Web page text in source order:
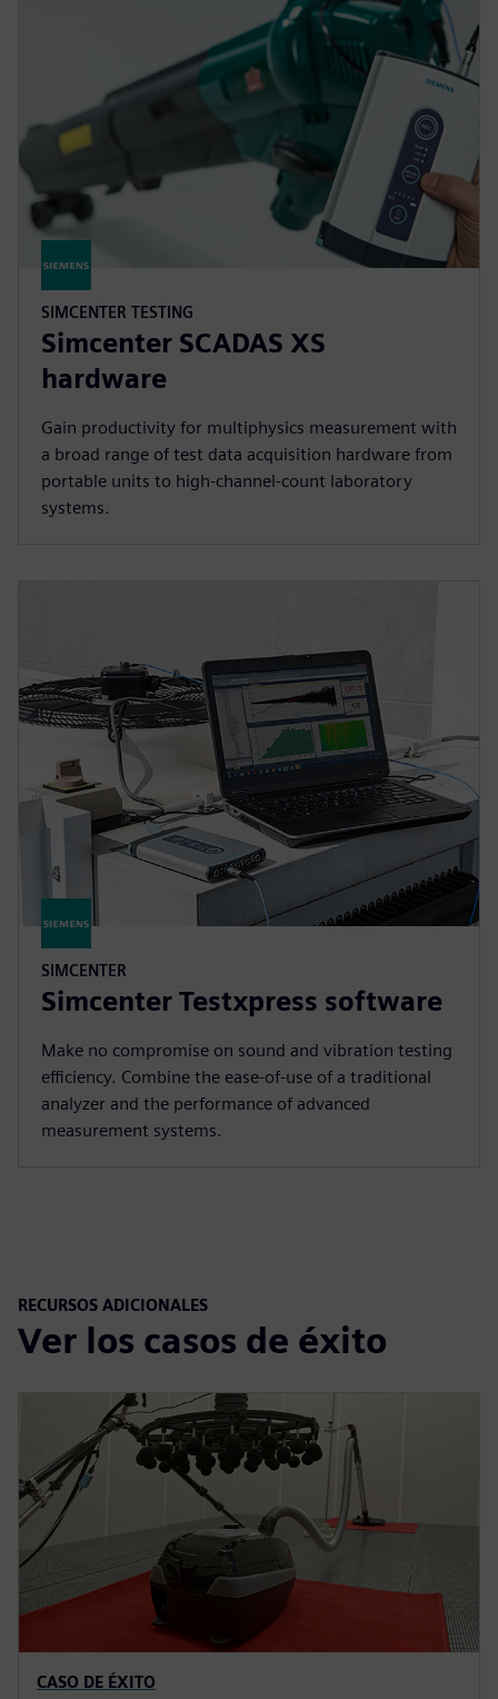
SIMCENTER TESTING
Simcenter SCADAS XS
hardware
Gain productivity for multiphysics measurement with
a broad range of test data acquisition hardware from
portable units to high-channel-count laboratory
systems.
SIMCENTER
Simcenter Testxpress software
Make no compromise on sound and vibration testing
efficiency. Combine the ease-of-use of a traditional
analyzer and the performance of advanced
measurement systems.
RECURSOS ADICIONALES
Ver los casos de éxito
CASO DE ÉXITO